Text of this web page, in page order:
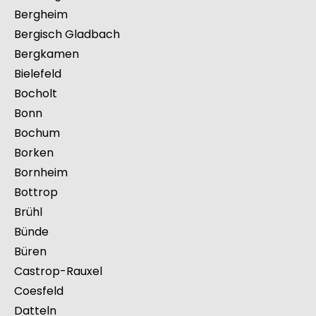
Bergheim
Bergisch Gladbach
Bergkamen
Bielefeld
Bocholt
Bonn
Bochum
Borken
Bornheim
Bottrop
Brühl
Bünde
Büren
Castrop-Rauxel
Coesfeld
Datteln